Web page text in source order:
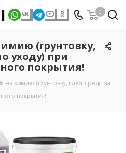
0
(грунтовку,
уходу) при
покрытия!
на химию (грунтовку, клея, средства
покрытия!